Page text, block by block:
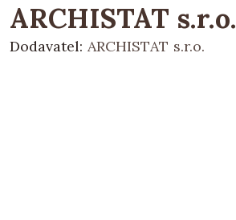
ARCHISTAT s.r.o.
Dodavatel: ARCHISTAT s.r.o.